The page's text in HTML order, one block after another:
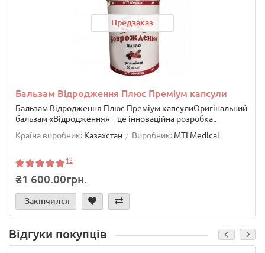
Предзаказ
Бальзам Відродження Плюс Преміум капсули
Бальзам Відродження Плюс Преміум капсулиОригінальний
бальзам «Відродження» – це інноваційна розробка..
Країна виробник: Казахстан Виробник: MTI Medical
12
₴1 600.00грн.
Закінчился
Відгуки покупців